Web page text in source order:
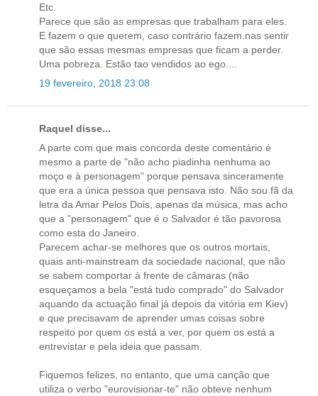
Etc.
Parece que são as empresas que trabalham para eles.
E fazem o que querem, caso contrário fazem.nas sentir
que são essas mesmas empresas que ficam a perder.
Uma pobreza. Estão tao vendidos ao ego....
19 fevereiro, 2018 23:08
Raquel disse...
A parte com que mais concorda deste comentário é
mesmo a parte de "não acho piadinha nenhuma ao
moço e à personagem" porque pensava sinceramente
que era a única pessoa que pensava isto. Não sou fã da
letra da Amar Pelos Dois, apenas da música, mas acho
que a "personagem" que é o Salvador é tão pavorosa
como esta do Janeiro.
Parecem achar-se melhores que os outros mortais,
quais anti-mainstream da sociedade nacional, que não
se sabem comportar à frente de câmaras (não
esqueçamos a bela "está tudo comprado" do Salvador
aquando da actuação final já depois da vitória em Kiev)
e que precisavam de aprender umas coisas sobre
respeito por quem os está a ver, por quem os está a
entrevistar e pela ideia que passam.
Fiquemos felizes, no entanto, que uma canção que
utiliza o verbo "eurovisionar-te" não obteve nenhum